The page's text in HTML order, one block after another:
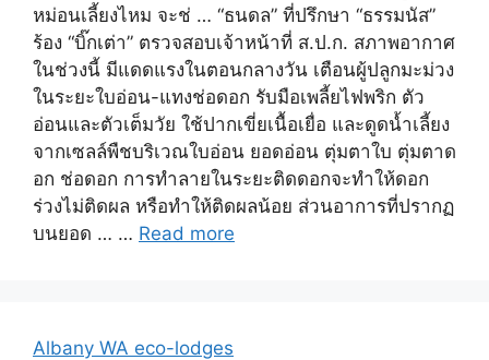
หม่อนเลี้ยงไหม จะช่ … “ธนดล” ที่ปรึกษา “ธรรมนัส”
ร้อง “บิ๊กเต่า” ตรวจสอบเจ้าหน้าที่ ส.ป.ก. สภาพอากาศ
ในช่วงนี้ มีแดดแรงในตอนกลางวัน เตือนผู้ปลูกมะม่วง
ในระยะใบอ่อน-แทงช่อดอก รับมือเพลี้ยไฟพริก ตัว
อ่อนและตัวเต็มวัย ใช้ปากเขี่ยเนื้อเยื่อ และดูดน้ำเลี้ยง
จากเซลล์พืชบริเวณใบอ่อน ยอดอ่อน ตุ่มตาใบ ตุ่มตาด
อก ช่อดอก การทำลายในระยะติดดอกจะทำให้ดอก
ร่วงไม่ติดผล หรือทำให้ติดผลน้อย ส่วนอาการที่ปรากฏ
บนยอด … … Read more
Albany WA eco-lodges